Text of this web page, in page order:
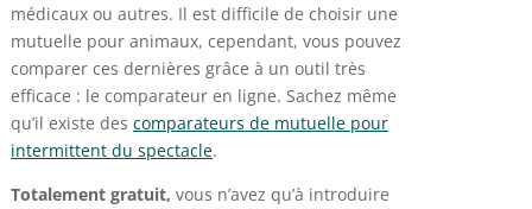
médicaux ou autres. Il est difficile de choisir une
mutuelle pour animaux, cependant, vous pouvez
comparer ces dernières grâce à un outil très
efficace : le comparateur en ligne. Sachez même
qu’il existe des comparateurs de mutuelle pour
intermittent du spectacle.
Totalement gratuit, vous n’avez qu’à introduire